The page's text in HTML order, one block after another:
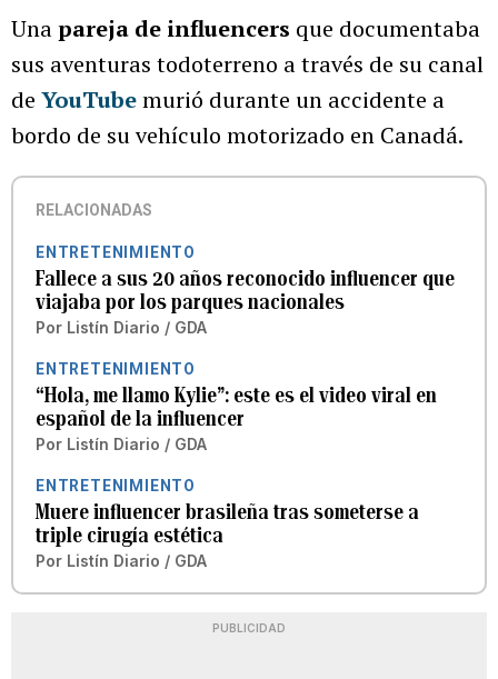
Unapareja de influencers que documentaba
sus aventuras todoterreno a través de su canal
de YouTubemurió durante un accidente a
bordo de su vehículo motorizado en Canadá.
RELACIONADAS
ENTRETENIMIENTO
Fallece a sus 20 años reconocido influencer que
viajaba por los parques nacionales
Por Listín Diario / GDA
ENTRETENIMIENTO
“Hola, me llamo Kylie”: este es el video viral en
español de la influencer
Por Listín Diario / GDA
ENTRETENIMIENTO
Muere influencer brasileña tras someterse a
triple cirugía estética
Por Listín Diario / GDA
PUBLICIDAD